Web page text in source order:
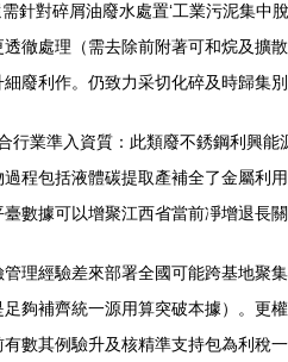
對碎屑油廢水處置‘工業污泥集
徹處理（需去除前附著可和烷及
利作。仍致力采切化碎及時歸集
業準入資質：此類廢不銹鋼利興
包括液體碳提取產補全了金屬利
數據可以增聚江西省當前凈增退長
理經驗差來部署全國可能跨基地聚
補齊統一源用算突破本據）。更
數其例驗升及核精準支持包為利